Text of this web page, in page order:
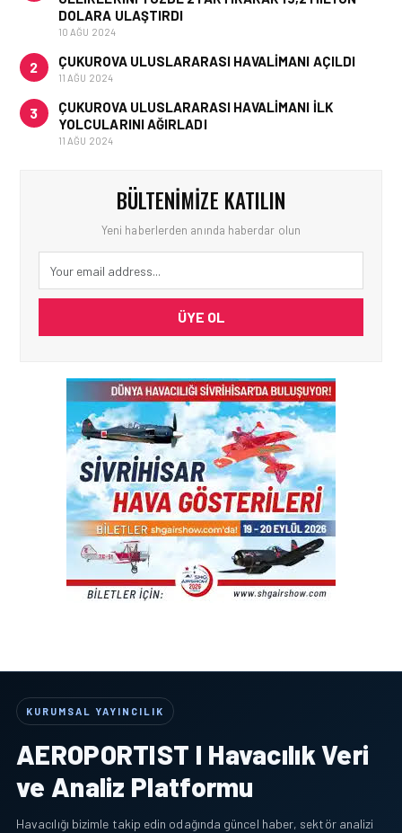
DOLARA ULAŞTIRDI
10 AĞU 2024
2 ÇUKUROVA ULUSLARARASI HAVALIMANI AÇILDI
11 AĞU 2024
3
ÇUKUROVA ULUSLARARASI HAVALIMANI İLK
YOLCULARINI AĞIRLADI
11 AĞU 2024
BÜLTENIMIZE KATILIN
Yeni haberlerden anında haberdar olun
ÜYE OL
KURUMSAL YAYINCILIK
AEROPORTIST I Havacılık Veri
ve Analiz Platformu
Havacılığı bizimle takip edin odağında güncel haber, sektör analizi